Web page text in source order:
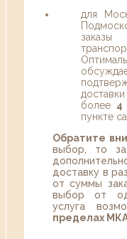
для
доставки
более 4
пункте
Обратите
выбор, то
доставку в
от суммы
выбор от
услуга
пределах